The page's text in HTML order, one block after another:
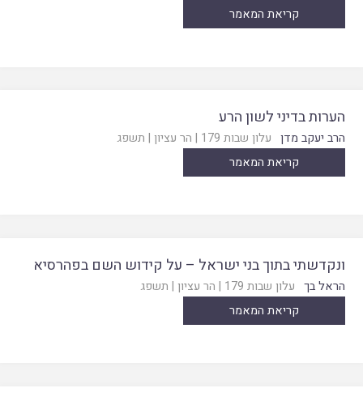
קריאת המאמר
הערות בדיני לשון הרע
הרב יעקב מדן עלון שבות 179 | הר עציון | תשפג
קריאת המאמר
ונקדשתי בתוך בני ישראל – על קידוש השם בפהרסיא
הראל בך עלון שבות 179 | הר עציון | תשפג
קריאת המאמר